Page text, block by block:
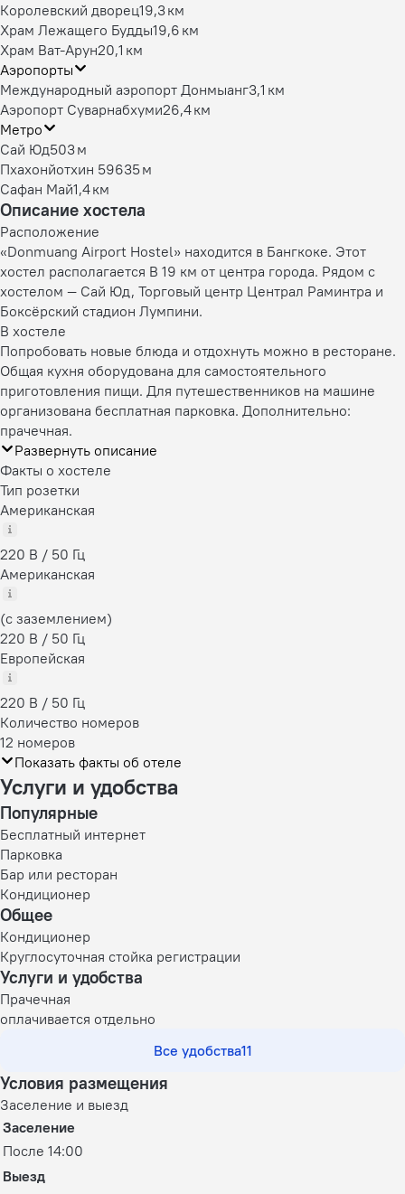
Королевский дворец19,3 км
Храм Лежащего Будды19,6 км
Храм Ват-Арун20,1 км
Аэропорты
Международный аэропорт Донмыанг3,1 км
Аэропорт Суварнабхуми26,4 км
Метро
Сай Юд503 м
Пхахонйотхин 59635 м
Сафан Май1,4 км
Описание хостела
Расположение
«Donmuang Airport Hostel» находится в Бангкоке. Этот
хостел располагается В 19 км от центра города. Рядом с
хостелом — Сай Юд, Торговый центр Централ Раминтра и
Боксёрский стадион Лумпини.
В хостеле
Попробовать новые блюда и отдохнуть можно в ресторане.
Общая кухня оборудована для самостоятельного
приготовления пищи. Для путешественников на машине
организована бесплатная парковка. Дополнительно:
прачечная.
Развернуть описание
Факты о хостеле
Тип розетки
Американская
220 В / 50 Гц
Американская
(с заземлением)
220 В / 50 Гц
Европейская
220 В / 50 Гц
Количество номеров
12 номеров
Показать факты об отеле
Услуги и удобства
Популярные
Бесплатный интернет
Парковка
Бар или ресторан
Кондиционер
Общее
Кондиционер
Круглосуточная стойка регистрации
Услуги и удобства
Прачечная
оплачивается отдельно
Все удобства11
Условия размещения
Заселение и выезд
Заселение
После 14:00
Выезд